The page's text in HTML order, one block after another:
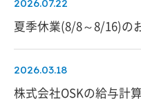
2026.07.22
夏季休業(8/8～8/16)の
2026.03.18
株式会社OSKの給与計